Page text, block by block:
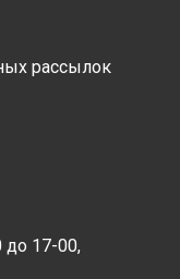
рассылок
до 17-00,